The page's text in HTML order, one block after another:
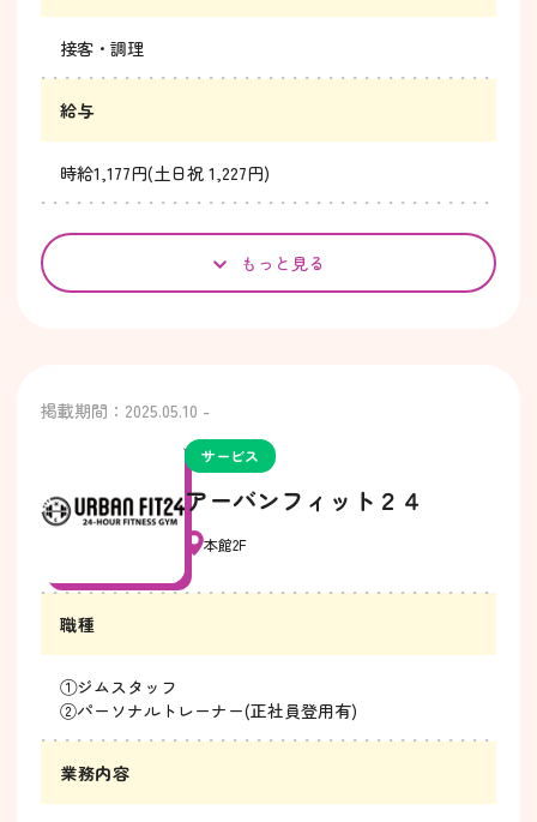
接客・調理
給与
時給1,177円(土日祝 1,227円)
もっと見る
掲載期間：2025.05.10 -
サービス
アーバンフィット２４
本館2F
職種
①ジムスタッフ
②パーソナルトレーナー(正社員登用有)
業務内容